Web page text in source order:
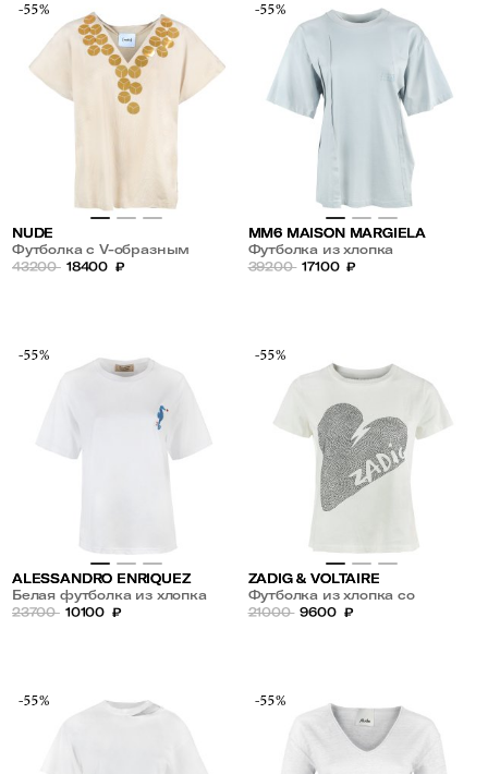
-55%
NUDE
Футболка с V-образным
вырезом из хлопка
43200 18400 ₽
-55%
MM6 MAISON MARGIELA
Футболка из хлопка
39200 17100 ₽
-55%
ALESSANDRO ENRIQUEZ
Белая футболка из хлопка
23700 10100 ₽
-55%
ZADIG & VOLTAIRE
Футболка из хлопка со
стразами
21000 9600 ₽
-55% -55%